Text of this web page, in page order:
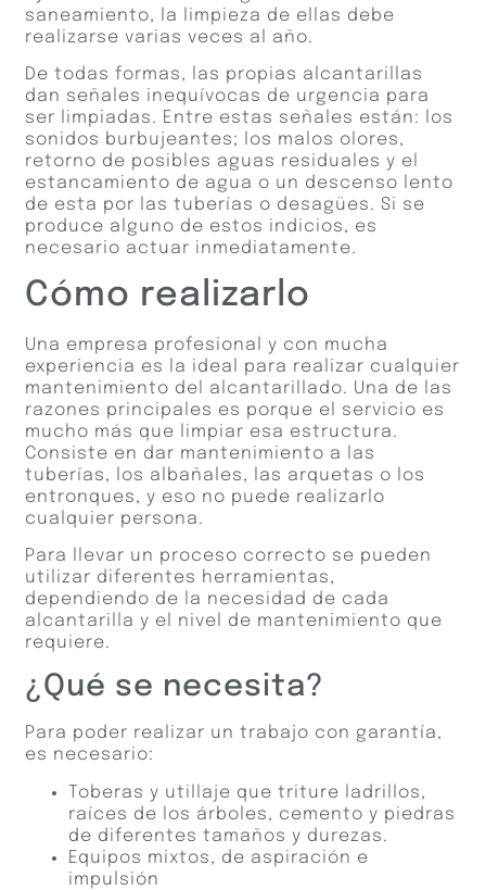
saneamiento, la limpieza de ellas debe
realizarse varias veces al año.
De todas formas, las propias alcantarillas
dan señales inequívocas de urgencia para
ser limpiadas. Entre estas señales están: los
sonidos burbujeantes; los malos olores,
retorno de posibles aguas residuales y el
estancamiento de agua o un descenso lento
de esta por las tuberías o desagües. Si se
produce alguno de estos indicios, es
necesario actuar inmediatamente.
Cómo realizarlo
Una empresa profesional y con mucha
experiencia es la ideal para realizar cualquier
mantenimiento del alcantarillado. Una de las
razones principales es porque el servicio es
mucho más que limpiar esa estructura.
Consiste en dar mantenimiento a las
tuberías, los albañales, las arquetas o los
entronques, y eso no puede realizarlo
cualquier persona.
Para llevar un proceso correcto se pueden
utilizar diferentes herramientas,
dependiendo de la necesidad de cada
alcantarilla y el nivel de mantenimiento que
requiere.
¿Qué se necesita?
Para poder realizar un trabajo con garantía,
es necesario:
Toberas y utillaje que triture ladrillos,
raíces de los árboles, cemento y piedras
de diferentes tamaños y durezas.
Equipos mixtos, de aspiración e
impulsión